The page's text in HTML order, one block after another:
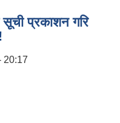
प्रकाशन गरि
20:17